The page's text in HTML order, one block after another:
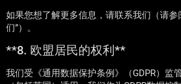
如果您想了解更多信息，请联系我们（请参
们”）。
**8. 欧盟居民的权利**
我们受《通用数据保护条例》（GDPR）监